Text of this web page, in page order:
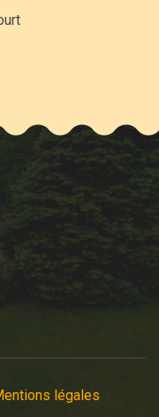
légales